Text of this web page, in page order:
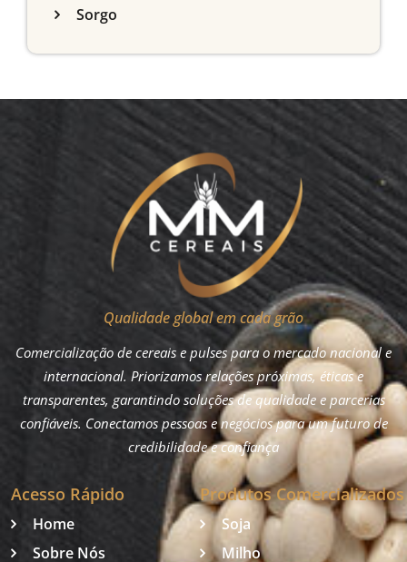
Sorgo
Qualidade global em cada grão
Comercialização de cereais e pulses para o mercado nacional e
internacional. Priorizamos relações próximas, éticas e
transparentes, garantindo soluções de qualidade e parcerias
confiáveis. Conectamos pessoas e negócios para um futuro de
credibilidade e confiança
Acesso Rápido
Home
Sobre Nós
Produtos Comercializados
Soja
Milho